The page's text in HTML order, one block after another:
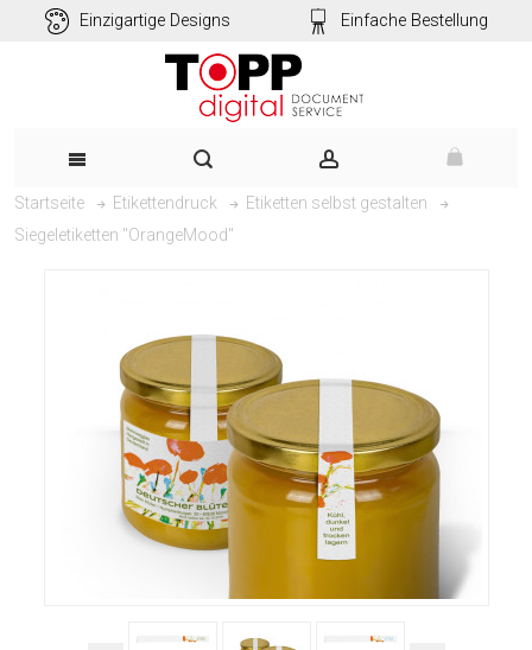
Einzigartige Designs Einfache Bestellung
Startseite Etikettendruck
Etiketten selbst gestalten
Siegeletiketten "OrangeMood"